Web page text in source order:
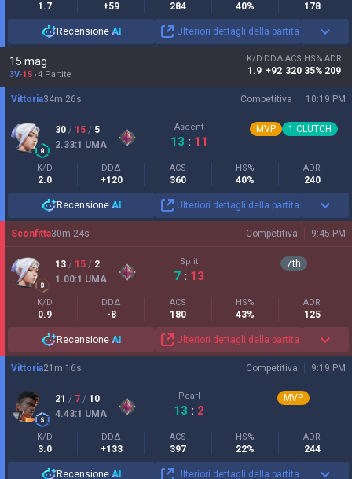
1.7 +59 284 40% 178
Recensione AI Ulteriori dettagli della partita
15 mag
3V-1S 4 Partite
K/D
1.9
DDΔ
+92
ACS
320
HS%
35%
ADR
209
Competitiva 10:19 PM
Vittoria34m 26s
30 / 15 / 5
2.33:1 UMA
Ascent
13 : 11
MVP 1 CLUTCH
K/D
2.0
DDΔ
+120
ACS
360
HS%
40%
ADR
240
Recensione AI Ulteriori dettagli della partita
Competitiva 9:45 PM
Sconfitta30m 24s
13 / 15 / 2
1.00:1 UMA
Split
7 : 13
7th
K/D
0.9
DDΔ
-8
ACS
180
HS%
43%
ADR
125
Recensione AI Ulteriori dettagli della partita
Competitiva 9:19 PM
Vittoria21 m 16s
21 / 7 / 10
4.43:1 UMA
Pearl
13 : 2
MVP
K/D
3.0
DDΔ
+133
ACS
397
HS%
22%
ADR
244
Recensione AI Ulteriori dettagli della partita